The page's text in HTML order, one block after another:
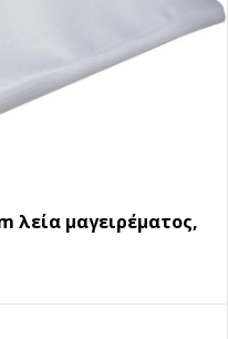
λεία μαγειρέματος,